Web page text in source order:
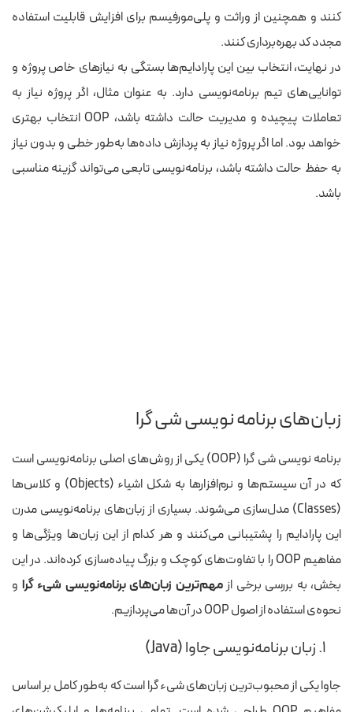
کنند و همچنین از وراثت و پلی‌مورفیسم برای افزایش قابلیت استفاده
مجدد کد بهره‌برداری کنند.
در نهایت، انتخاب بین این پارادایم‌ها بستگی به نیازهای خاص پروژه و
توانایی‌های تیم برنامه‌نویسی دارد. به عنوان مثال، اگر پروژه نیاز به
تعاملات پیچیده و مدیریت حالت داشته باشد، OOP انتخاب بهتری
خواهد بود. اما اگر پروژه نیاز به پردازش داده‌ها به‌طور خطی و بدون نیاز
به حفظ حالت داشته باشد، برنامه‌نویسی تابعی می‌تواند گزینه مناسبی
باشد.
زبان‌های برنامه نویسی شی گرا
برنامه نویسی شی گرا (OOP) یکی از روش‌های اصلی برنامه‌نویسی است
که در آن سیستم‌ها و نرم‌افزارها به شکل اشیاء (Objects) و کلاس‌ها
(Classes) مدل‌سازی می‌شوند. بسیاری از زبان‌های برنامه‌نویسی مدرن
این پارادایم را پشتیبانی می‌کنند و هر کدام از این زبان‌ها ویژگی‌ها و
مفاهیم OOP را با تفاوت‌های کوچک و بزرگ پیاده‌سازی کرده‌اند. در این
بخش، به بررسی برخی ازمهم‌ترین زبان‌های برنامه‌نویسی شیء گرا و
نحوه‌ی استفاده از اصول OOP در آن‌ها می‌پردازیم.
۱. زبان برنامه‌نویسی جاوا (Java)
جاوا یکی از محبوب‌ترین زبان‌های شیء گرا است که به‌طور کامل بر اساس